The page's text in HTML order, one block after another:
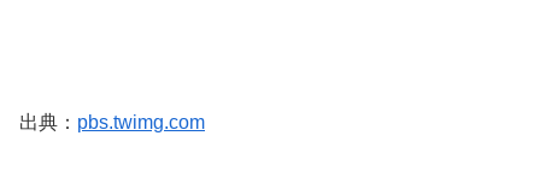
出典： pbs.twimg.com